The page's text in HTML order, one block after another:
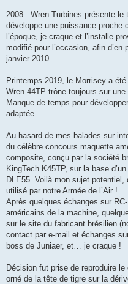
2008 : Wren Turbines présente le
développe une puissance proche
l’époque, je craque et l’installe
modifié pour l’occasion, afin
janvier 2010.
Printemps 2019, le Morrisey a
Wren 44TP trône toujours sur
Manque de temps pour
adaptée…
Au hasard de mes balades sur
du célèbre concours maquette
composite, conçu par la société
KingTech K45TP, sur la base
DLE55. Voilà mon sujet potentiel,
utilisé par notre Armée de l’Air !
Après quelques échanges sur
américains de la machine,
sur le site du fabricant brésilien
contact par e-mail et échanges
boss de Juniaer, et… je craque !
Décision fut prise de reproduire
orné de la tête de tigre sur la